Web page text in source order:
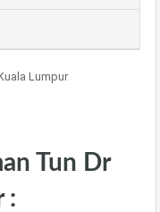
Lumpur
Tun Dr
: